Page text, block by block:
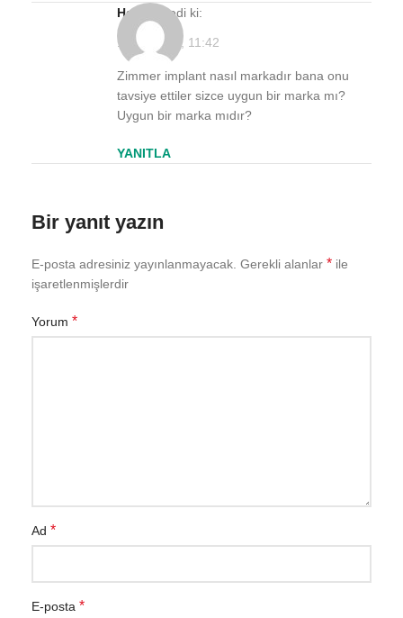
Hakan
dedi ki:
11/03/2022, 11:42
Zimmer implant nasıl markadır bana onu
tavsiye ettiler sizce uygun bir marka mı?
Uygun bir marka mıdır?
YANITLA
Bir yanıt yazın
E-posta adresiniz yayınlanmayacak. Gerekli alanlar * ile
işaretlenmişlerdir
Yorum *
Ad *
E-posta *